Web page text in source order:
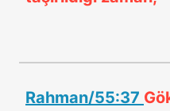
Rahman/55:37